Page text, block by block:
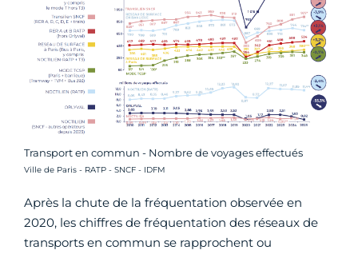
Transport en commun - Nombre de voyages effectués
Crédit photo :
Ville de Paris - RATP - SNCF - IDFM
Après la chute de la fréquentation observée en
2020, les chiffres de fréquentation des réseaux de
transports en commun se rapprochent ou